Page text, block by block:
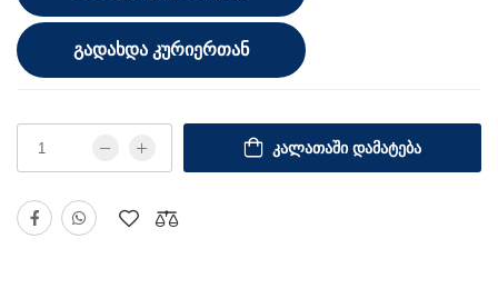
ᲒᲐᲓᲐᲮᲓᲐ ᲙᲣᲠᲘᲔᲠᲗᲐᲜ
ᲙᲐᲚᲐᲗᲐᲨᲘ ᲓᲐᲛᲐᲢᲔᲑᲐ